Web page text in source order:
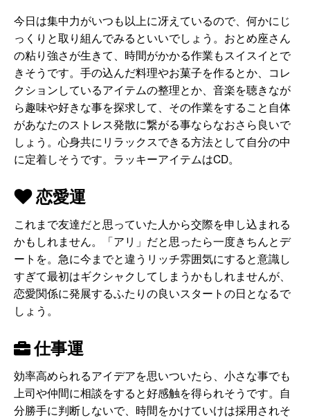
今日は集中力がいつも以上に冴えているので、何かにじ
っくりと取り組んでみるといいでしょう。おとめ座さん
の粘り強さが生きて、時間がかかる作業もスイスイとで
きそうです。手の込んだ料理やお菓子を作るとか、コレ
クションしているアイテムの整理とか、音楽を聴きなが
ら趣味や好きな事を探求して、その作業をすること自体
があなたのストレス発散に繋がる事ならなおさら良いで
しょう。心身共にリラックスできる方法として自分の中
に定着しそうです。ラッキーアイテムはCD。
恋愛運
これまで友達だと思っていた人から交際を申し込まれる
かもしれません。「アリ」だと思ったら一度きちんとデ
ートを。急に今までと違うリッチ雰囲気にすると意識し
すぎて最初はギクシャクしてしまうかもしれませんが、
恋愛関係に発展するふたりの良いスタートの日となるで
しょう。
仕事運
効率高められるアイデアを思いついたら、小さな事でも
上司や仲間に相談をすると好感触を得られそうです。自
分勝手に判断しないで、時間をかけていけは採用されそ